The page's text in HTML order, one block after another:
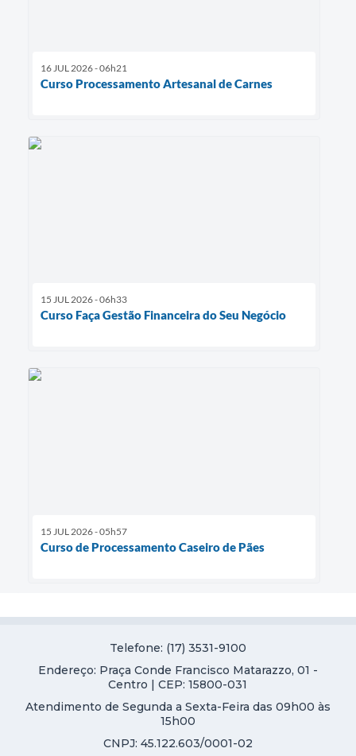
16 JUL 2026 - 06h21
Curso Processamento Artesanal de Carnes
15 JUL 2026 - 06h33
Curso Faça Gestão Financeira do Seu Negócio
15 JUL 2026 - 05h57
Curso de Processamento Caseiro de Pães
Telefone: (17) 3531-9100
Endereço: Praça Conde Francisco Matarazzo, 01 -
Centro | CEP: 15800-031
Atendimento de Segunda a Sexta-Feira das 09h00 às
15h00
CNPJ: 45.122.603/0001-02